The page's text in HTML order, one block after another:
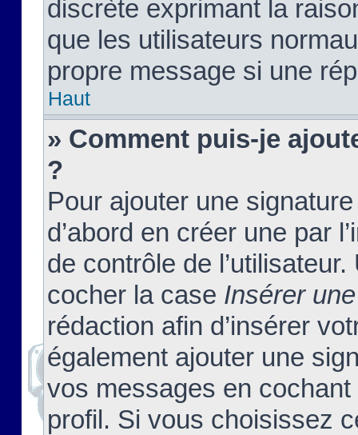
discrète exprimant la
que les utilisateurs
propre message si une
Haut
» Comment puis-je
?
Pour ajouter une
d’abord en créer une par
de contrôle de
cocher la case Insérer
rédaction afin d’insérer
également ajouter une
vos messages en
profil. Si vous choisissez